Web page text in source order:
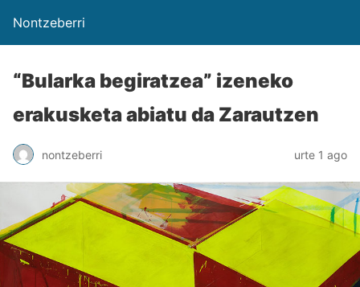
Nontzeberri
“Bularka begiratzea” izeneko
erakusketa abiatu da Zarautzen
nontzeberri urte 1 ago